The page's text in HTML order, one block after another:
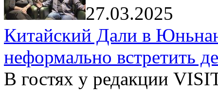
27.03.2025
Китайский Дали в
неформально встретить
В гостях у редакции